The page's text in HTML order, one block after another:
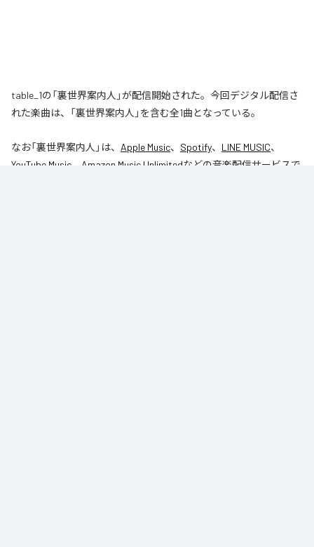
table_1の「裏世界案内人」が配信開始された。今回デジタル配信さ
れた楽曲は、「裏世界案内人」を含む全1曲となっている。
なお「裏世界案内人 」は、 Apple Music、 Spotify、 LINE MUSIC、
YouTube Music
Amazon Music Unlimitedなどの音楽配信サービスで